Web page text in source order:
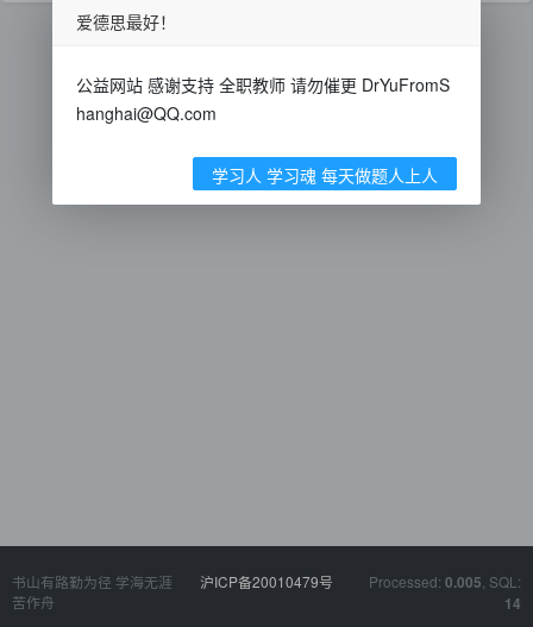
书山有路勤为径 学海无涯
苦作舟
沪ICP备20010479号 Processed: 0.005 , SQL:
14
爱德思最好！
公益网站 感谢支持 全职教师 请勿催更 DrYuFromS
hanghai@QQ.com
学习人 学习魂 每天做题人上人